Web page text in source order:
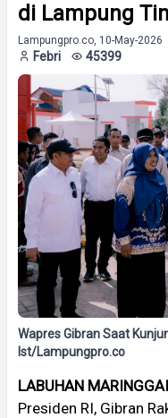
di Lampung
Lampungpro.co, 10-May-2026
Febri 45399
Wapres Gibran Saat
Ist/Lampungpro.co
LABUHAN
Presiden RI, Gibran